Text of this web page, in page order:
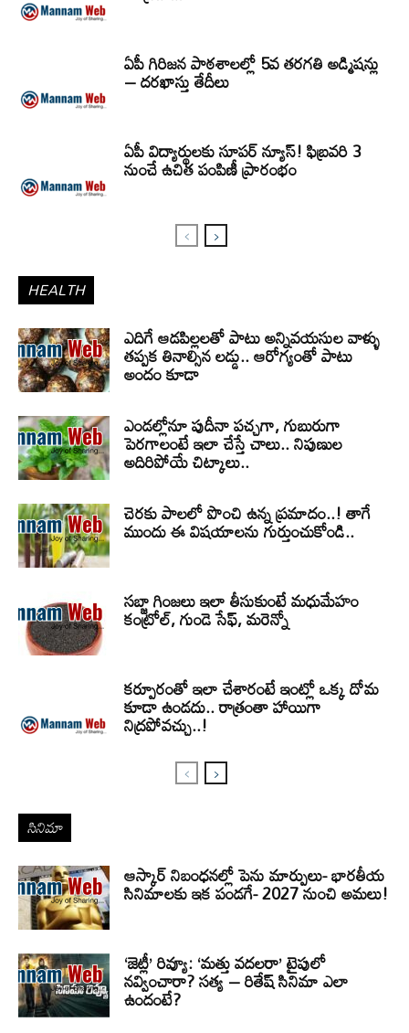
ఏపీ గిరిజన పాఠశాలల్లో 5వ తరగతి అడ్మిషన్లు
– దరఖాస్తు తేదీలు
ఏపీ విద్యార్థులకు సూపర్ న్యూస్! ఫిబ్రవరి 3
నుంచే ఉచిత పంపిణీ ప్రారంభం
HEALTH
ఎదిగే ఆడపిల్లలతో పాటు అన్నివయసుల వాళ్ళు
తప్పక తినాల్సిన లడ్డు.. ఆరోగ్యంతో పాటు
అందం కూడా
ఎండల్లోనూ పుదీనా పచ్చగా, గుబురుగా
పెరగాలంటే ఇలా చేస్తే చాలు.. నిపుణుల
అదిరిపోయే చిట్కాలు..
చెరకు పాలలో పొంచి ఉన్న ప్రమాదం..! తాగే
ముందు ఈ విషయాలను గుర్తుంచుకోండి..
సబ్జా గింజలు ఇలా తీసుకుంటే మధుమేహం
కంట్రోల్, గుండె సేఫ్, మరెన్నో
కర్పూరంతో ఇలా చేశారంటే ఇంట్లో ఒక్క దోమ
కూడా ఉండదు.. రాత్రంతా హాయిగా
నిద్రపోవచ్చు..!
సినిమా
ఆస్కార్ నిబంధనల్లో పెను మార్పులు- భారతీయ
సినిమాలకు ఇక పండగే- 2027 నుంచి అమలు!
‘జెట్లీ’ రివ్యూ: ‘మత్తు వదలరా’ టైపులో
నవ్వించారా? సత్య – రితేష్ సినిమా ఎలా
ఉందంటే?